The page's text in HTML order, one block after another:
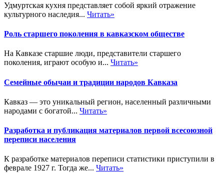
Удмуртская кухня представляет собой яркий отражение
культурного наследия... Читать»
Роль старшего поколения в кавказском обществе
На Кавказе старшие люди, представители старшего
поколения, играют особую и... Читать»
Семейные обычаи и традиции народов Кавказа
Кавказ — это уникальный регион, населенный различными
народами с богатой... Читать»
Разработка и публикация материалов первой всесоюзной
переписи населения
К разработке материалов переписи статистики приступили в
феврале 1927 г. Тогда же... Читать»